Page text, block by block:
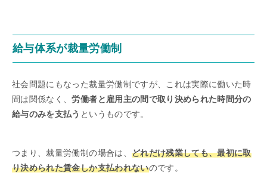
給与体系が裁量労働制
社会問題にもなった裁量労働制ですが、これは実際に働いた時
間は関係なく、労働者と雇用主の間で取り決められた時間分の
給与のみを支払う というものです。
つまり、裁量労働制の場合は、 どれだけ残業しても、最初に取
り決められた賃金しか支払われないのです。